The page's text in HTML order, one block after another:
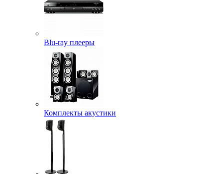
Blu-ray плееры
Комплекты акустики